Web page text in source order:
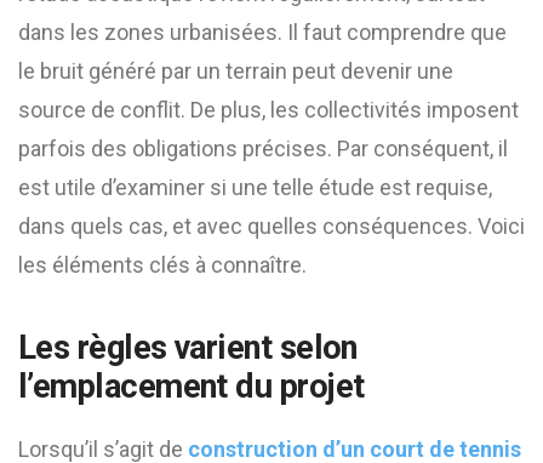
dans les zones urbanisées. Il faut comprendre que
le bruit généré par un terrain peut devenir une
source de conflit. De plus, les collectivités imposent
parfois des obligations précises. Par conséquent, il
est utile d’examiner si une telle étude est requise,
dans quels cas, et avec quelles conséquences. Voici
les éléments clés à connaître.
Les règles varient selon
l’emplacement du projet
Lorsqu’il s’agit de construction d’un court de tennis